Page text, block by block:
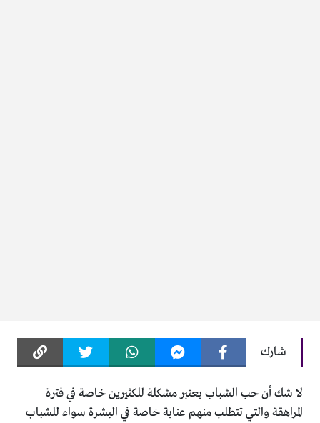
شارك
لا شك أن حب الشباب يعتبر مشكلة للكثيرين خاصة في فترة
المراهقة والتي تتطلب منهم عناية خاصة في البشرة سواء للشباب